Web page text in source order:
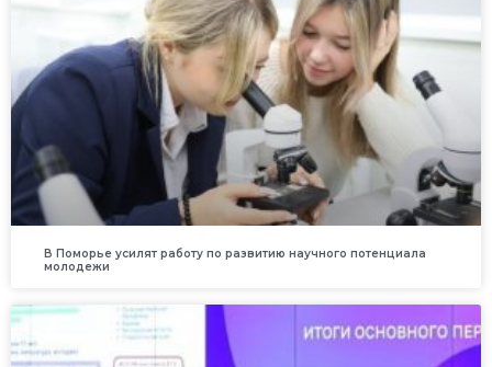
В Поморье усилят работу по развитию научного потенциала
молодежи